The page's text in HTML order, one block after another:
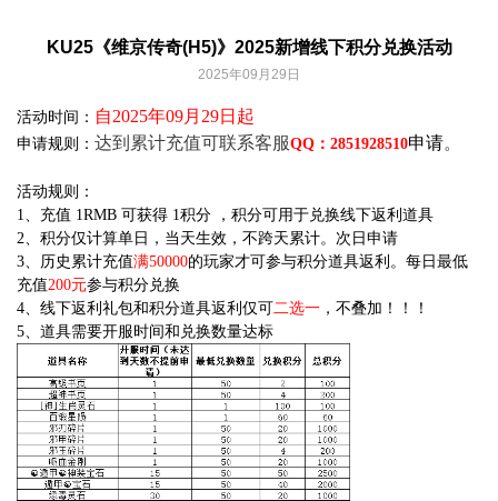
KU25《维京传奇(H5)》2025新增线下积分兑换活动
2025年09月29日
活动时间： 自2025年09月29日起
申请规则： 达到累计充值可联系客服QQ：2851928510申请。
活动规则：
1、充值 1RMB 可获得 1积分 ，积分可用于兑换线下返利道具
2、积分仅计算单日，当天生效，不跨天累计。次日申请
3、历史累计充值满50000的玩家才可参与积分道具返利。每日最低
充值200元参与积分兑换
4、线下返利礼包和积分道具返利仅可二选一 ，不叠加！！！
5、道具需要开服时间和兑换数量达标